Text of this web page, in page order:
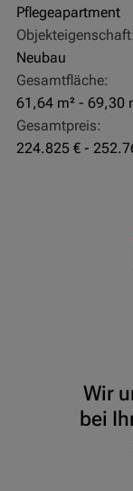
Pflegeapartment
Objekteigenschaft:
Neubau
Gesamtfläche:
61,64 m² - 69,30
Gesamtpreis:
224.825 € -
Wir
bei